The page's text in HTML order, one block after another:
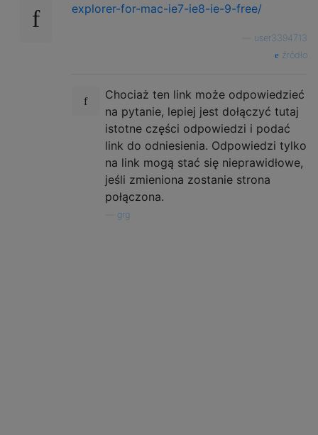
explorer-for-mac-ie7-ie8-ie-9-free/
user3394713
źródło
Chociaż ten link może odpowiedzieć
na pytanie, lepiej jest dołączyć tutaj
istotne części odpowiedzi i podać
link do odniesienia. Odpowiedzi tylko
na link mogą stać się nieprawidłowe,
jeśli zmieniona zostanie strona
połączona.
grg